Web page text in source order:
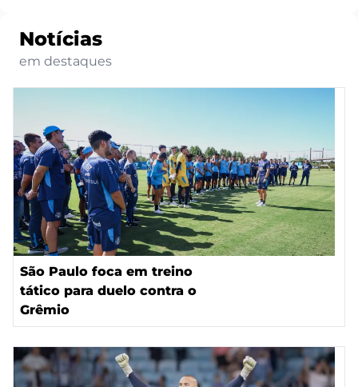
Notícias
em destaques
São Paulo foca em treino
tático para duelo contra o
Grêmio